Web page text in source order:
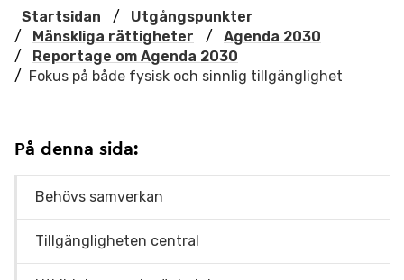
Startsidan /
Utgångspunkter
/
Mänskliga rättigheter /
Agenda 2030
/
Reportage om Agenda 2030
/ Fokus på både fysisk och sinnlig tillgänglighet
På denna sida:
Behövs samverkan
Tillgängligheten central